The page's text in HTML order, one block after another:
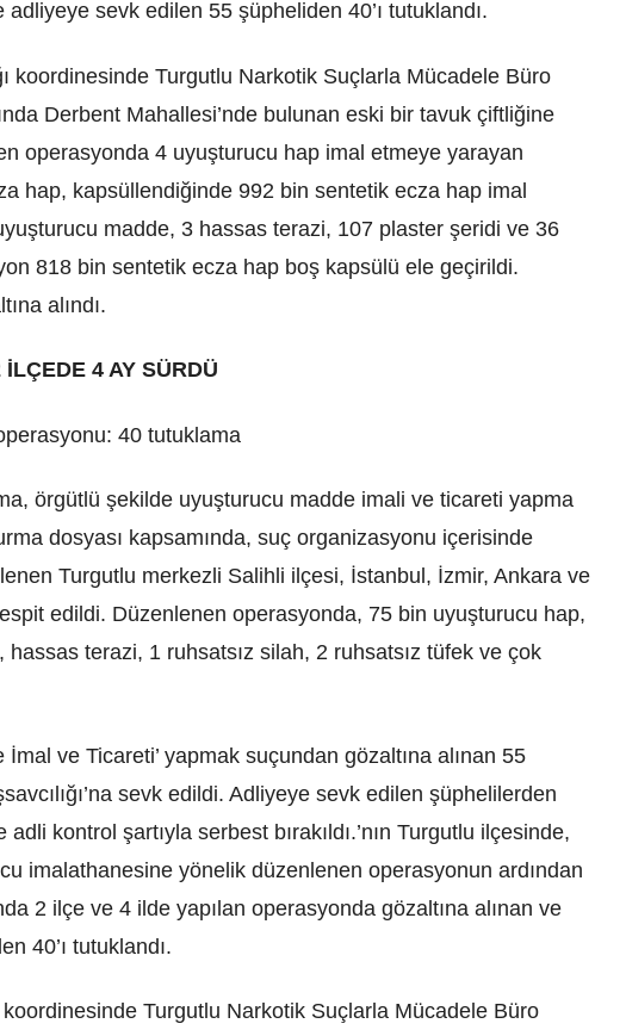
sevk edilen 55 şüpheliden 40’ı tutuklandı.
koordinesinde Turgutlu Narkotik Suçlarla Mücadele Büro
Derbent Mahallesi’nde bulunan eski bir tavuk çiftliğine
operasyonda 4 uyuşturucu hap imal etmeye yarayan
hap, kapsüllendiğinde 992 bin sentetik ecza hap imal
madde, 3 hassas terazi, 107 plaster şeridi ve 36
818 bin sentetik ecza hap boş kapsülü ele geçirildi.
alındı.
4 AY SÜRDÜ
40 tutuklama
örgütlü şekilde uyuşturucu madde imali ve ticareti yapma
dosyası kapsamında, suç organizasyonu içerisinde
Turgutlu merkezli Salihli ilçesi, İstanbul, İzmir, Ankara ve
edildi. Düzenlenen operasyonda, 75 bin uyuşturucu hap,
terazi, 1 ruhsatsız silah, 2 ruhsatsız tüfek ve çok
İmal ve Ticareti’ yapmak suçundan gözaltına alınan 55
sevk edildi. Adliyeye sevk edilen şüphelilerden
kontrol şartıyla serbest bırakıldı.’nın Turgutlu ilçesinde,
imalathanesine yönelik düzenlenen operasyonun ardından
2 ilçe ve 4 ilde yapılan operasyonda gözaltına alınan ve
40’ı tutuklandı.
koordinesinde Turgutlu Narkotik Suçlarla Mücadele Büro